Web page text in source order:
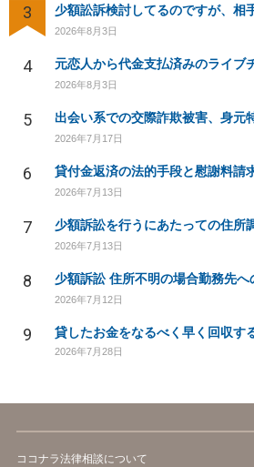
3 少額訟訴検討してるのですが、相
2026年8月3日
4 元恋人から代金支払済みのライブ
2026年8月3日
5 出会い系での交際詐欺被害、身元
2026年7月17日
6 貸付金返済の法的手段と慰謝料請
2026年7月13日
7 少額訴訟を行うにあたっての住所
2026年7月13日
8 少額訴訟 住所不明の場合勤務先へ
2026年7月12日
9 貸したお金をなるべく早く回収す
2026年7月28日
ココナラ法律相談について